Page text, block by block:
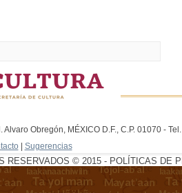
Obregón, MÉXICO D.F., C.P. 01070 -
| Sugerencias
RESERVADOS © 2015 - POLÍTICAS DE